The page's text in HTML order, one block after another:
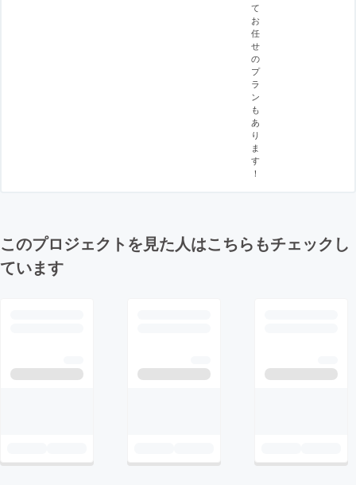
て
お
任
せ
の
プ
ラ
ン
も
あ
り
ま
す
！
このプロジェクトを見た人はこちらもチェックし
ています